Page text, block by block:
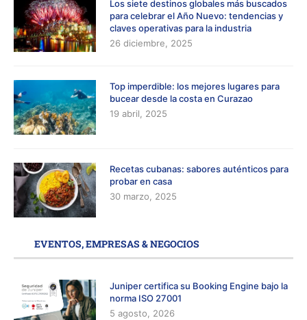
Los siete destinos globales más buscados
para celebrar el Año Nuevo: tendencias y
claves operativas para la industria
26 diciembre, 2025
Top imperdible: los mejores lugares para
bucear desde la costa en Curazao
19 abril, 2025
Recetas cubanas: sabores auténticos para
probar en casa
30 marzo, 2025
EVENTOS, EMPRESAS & NEGOCIOS
Juniper certifica su Booking Engine bajo la
norma ISO 27001
5 agosto, 2026